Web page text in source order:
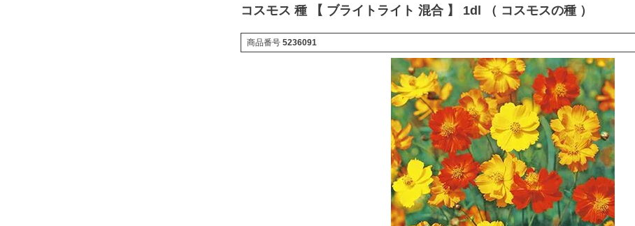
コスモス 種 【 ブライトライト 混合 】 1dl （ コスモスの種 ）
商品番号 5236091